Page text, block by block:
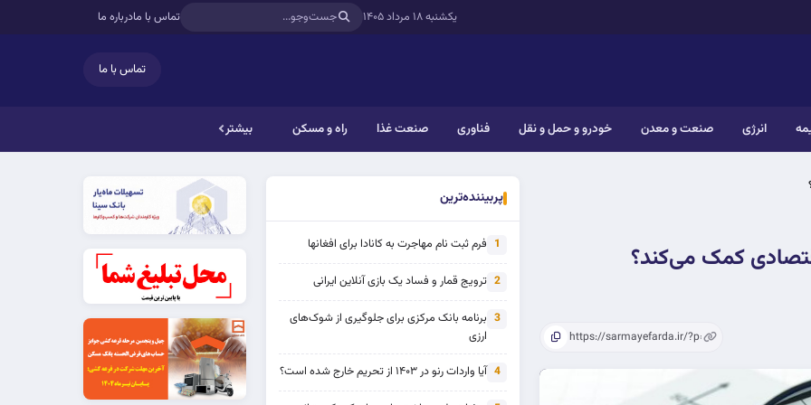
یکشنبه ۱۸ مرداد ۱۴۰۵ تماس با مادرباره ما
تماس با ما
انرژی صنعت و معدن خودرو و حمل و نقل فناوری صنعت غذا راه و مسکن بیشتر
کمک می‌کند؟
پربیننده‌ترین
1 فرم ثبت نام مهاجرت به کانادا برای افغانها
2 ترویج قمار و فساد یک بازی آنلاین ایرانی
3 برنامه بانک مرکزی برای جلوگیری از شوک‌های
ارزی
4 آیا واردات رنو در ۱۴۰۳ از تحریم خارج شده است؟